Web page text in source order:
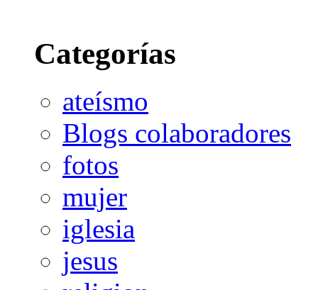
Categorías
ateísmo
Blogs colaboradores
fotos
mujer
iglesia
jesus